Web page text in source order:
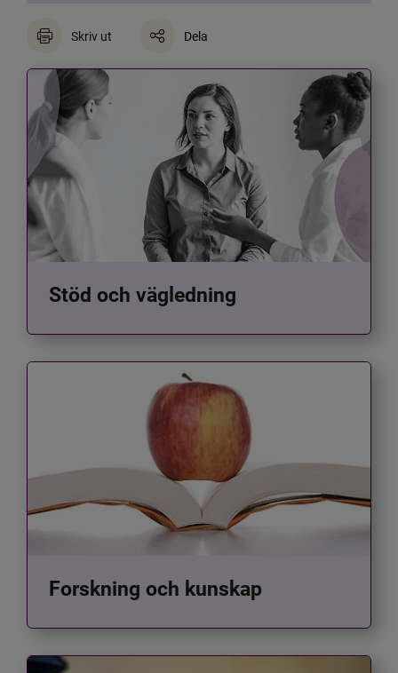
Skriv ut Dela
Stöd och vägledning
Forskning och kunskap